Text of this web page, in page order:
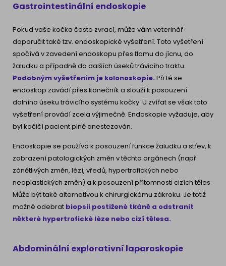
Gastrointestinální endoskopie
Pokud vaše kočka často zvrací, může vám veterinář
doporučit také tzv. endoskopické vyšetření. Toto vyšetření
spočívá v zavedení endoskopu přes tlamu do jícnu, do
žaludku a případně do dalších úseků trávicího traktu.
Podobným vyšetřením je kolonoskopie. Při té se
endoskop zavádí přes konečník a slouží k posouzení
dolního úseku trávicího systému kočky. U zvířat se však toto
vyšetření provádí zcela výjimečně. Endoskopie vyžaduje, aby
byl kočičí pacient plně anestezován.
Endoskopie se používá k posouzení funkce žaludku a střev, k
zobrazení patologických změn v těchto orgánech (např.
zánětlivých změn, lézí, vředů, hypertrofických nebo
neoplastických změn) a k posouzení přítomnosti cizích těles.
Může být také alternativou k chirurgickému zákroku. Je totiž
možné odebrat biopsii postižené tkáně a odstranit
některé hypertrofické léze nebo cizí tělesa.
Abdominální explorativní laparoskopie